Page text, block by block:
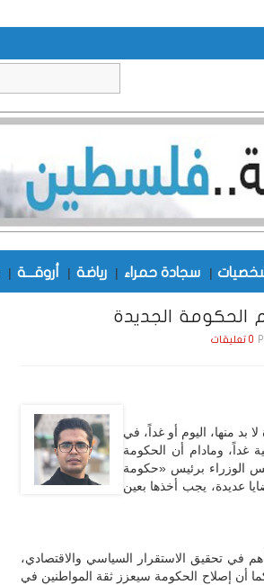
| سجادة حمراء | رياضة | أروقـــة |
الحكومة الجديدة
0 تعليقات
منها، اليوم أو غداً، في
ومادام أن الحكومة
الوزراء برئيس «حكومة
عديدة، يجب أخذها بعين
في تحقيق الاستقرار السياسي والاقتصادي،
أن إصلاح الحكومة سيعزز ثقة المواطنين في